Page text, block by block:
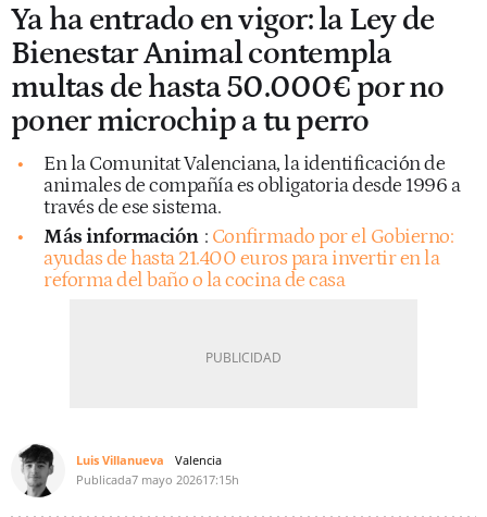
Ya ha entrado en vigor: la Ley de
Bienestar Animal contempla
multas de hasta 50.000€ por no
poner microchip a tu perro
En la Comunitat Valenciana, la identificación de
animales de compañía es obligatoria desde 1996 a
través de ese sistema.
Más información : Confirmado por el Gobierno:
ayudas de hasta 21.400 euros para invertir en la
reforma del baño o la cocina de casa
Luis Villanueva
Valencia
Publicada7 mayo 202617:15h